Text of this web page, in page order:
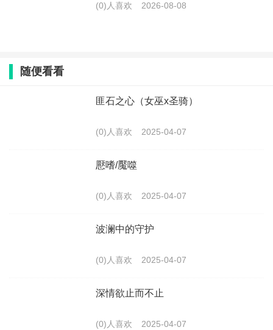
(0)人喜欢 2026-08-08
随便看看
匪石之心（女巫x圣骑）
(0)人喜欢 2025-04-07
懕嗜/魘噬
(0)人喜欢 2025-04-07
波澜中的守护
(0)人喜欢 2025-04-07
深情欲止而不止
(0)人喜欢 2025-04-07